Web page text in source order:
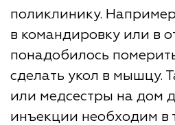
поликлинику.
в командировку или в
понадобилось
сделать укол в мышцу.
или медсестры на дом
инъекции необходим в